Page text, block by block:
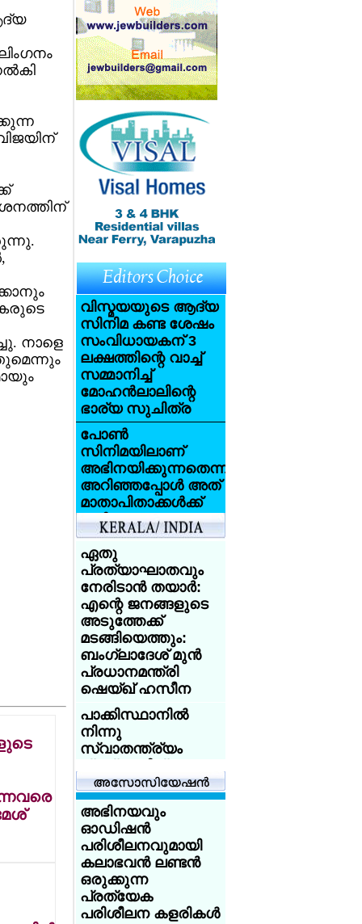
നാളെ
വിസ്മയയുടെ ആദ്യ
സിനിമ കണ്ട ശേഷം
സംവിധായകന് 3
ലക്ഷത്തിന്റെ വാച്ച്
സമ്മാനിച്ച്
മോഹന്‍ലാലിന്റെ
ഭാര്യ സുചിത്ര
പോണ്‍
സിനിമയിലാണ്
അഭിനയിക്കുന്നതെന്ന്
അറിഞ്ഞപ്പോള്‍ അത്
മാതാപിതാക്കള്‍ക്ക്
വലിയ
ആഘാതമായി:
സണ്ണി ലിയോണ്‍
ആസിഡ്
ആക്രമണത്തെ
അതിജീവിച്ച
ഇന്ത്യക്കാരിക്ക്
യുകെ
യൂണിവേഴ്‌സിറ്റിയുടെ
സ്‌കോളര്‍ഷിപ്പ്
യുകെയില്‍
പഠിക്കുകയാണോ?
18 വയസ്സായോ?
ട്രെയിന്‍ ടിക്കറ്റ് 50
ശതമാനം
ഡിസ്‌കൗണ്ട്:
സേവര്‍ റെയില്‍
കാര്‍ഡ് നല്‍കാന്‍
യുകെ
അയര്‍ലന്‍ഡിനായി
ചെസില്‍ തിളങ്ങി
മലയാളി
സഹോദരങ്ങള്‍;
ഏതു
പ്രത്യാഘാതവും
നേരിടാന്‍ തയാര്‍:
എന്റെ ജനങ്ങളുടെ
അടുത്തേക്ക്
മടങ്ങിയെത്തും:
ബംഗ്ലാദേശ് മുന്‍
പ്രധാനമന്ത്രി
ഷെയ്ഖ് ഹസീന
പാക്കിസ്ഥാനില്‍
നിന്നു
സ്വാതന്ത്ര്യം
ബലൂചിസ്ഥാന്‍:
ഓഗസ്റ്റ് 11
സ്വാതന്ത്ര്യ ദിനം
ആഘോഷിക്കാന്‍
ആഹ്വാനം
നടി
തൃഷയ്‌ക്കെതിരേ
ദ്വയാര്‍ഥ
അഭിനയവും
ഓഡിഷന്‍
പരിശീലനവുമായി
കലാഭവന്‍ ലണ്ടന്‍
ഒരുക്കുന്ന
പ്രത്യേക
പരിശീലന കളരികള്‍